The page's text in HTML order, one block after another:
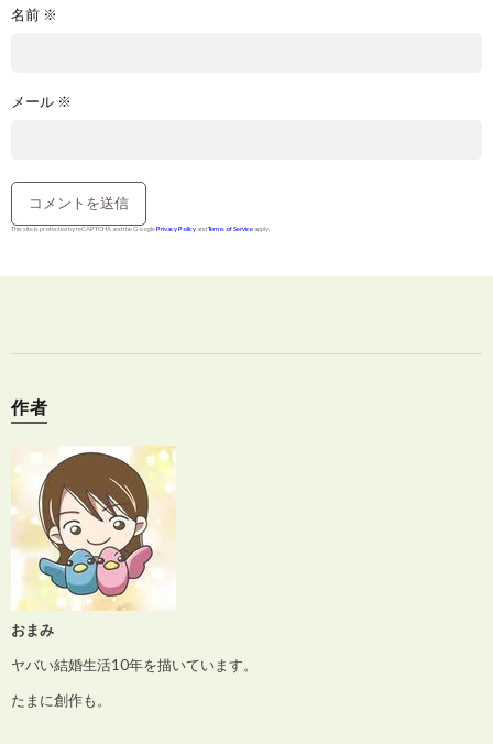
名前 ※
メール ※
This site is protected by reCAPTCHA and the GooglePrivacy Policy andTerms of Service apply.
作者
おまみ
ヤバい結婚生活10年を描いています。
たまに創作も。